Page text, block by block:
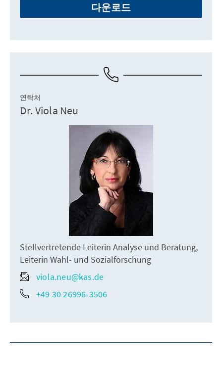
다운로드
연락처
Dr. Viola Neu
Stellvertretende Leiterin Analyse und Beratung,
Leiterin Wahl- und Sozialforschung
viola.neu@kas.de
+49 30 26996-3506